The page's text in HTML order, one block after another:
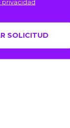
privacidad